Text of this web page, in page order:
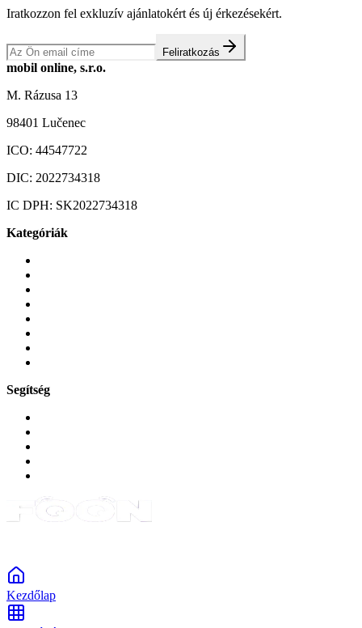
Iratkozzon fel exkluzív ajánlatokért és új érkezésekért.
Feliratkozás
mobil online, s.r.o.
M. Rázusa 13
98401 Lučenec
ICO: 44547722
DIC: 2022734318
IC DPH: SK2022734318
Kategóriák
Segítség
Kezdőlap